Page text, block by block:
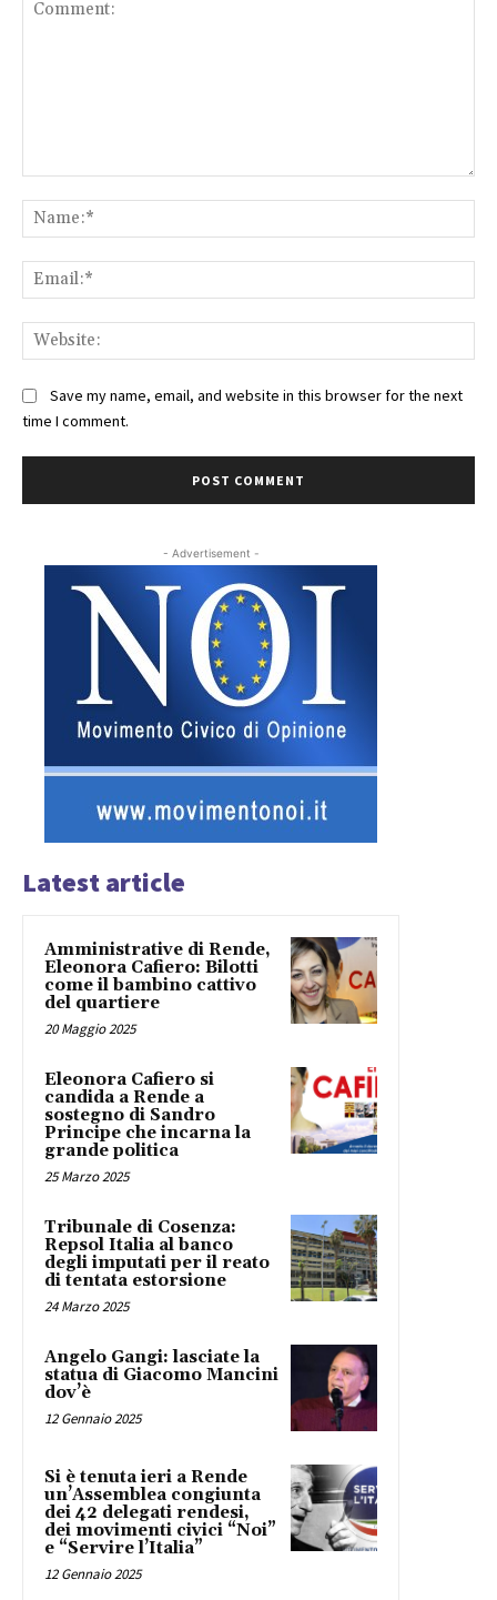
Save my name, email, and website in this browser for the next
time I comment.
- Advertisement -
Latest article
Amministrative di Rende,
Eleonora Cafiero: Bilotti
come il bambino cattivo
del quartiere
20 Maggio 2025
Eleonora Cafiero si
candida a Rende a
sostegno di Sandro
Principe che incarna la
grande politica
25 Marzo 2025
Tribunale di Cosenza:
Repsol Italia al banco
degli imputati per il reato
di tentata estorsione
24 Marzo 2025
Angelo Gangi: lasciate la
statua di Giacomo Mancini
dov’è
12 Gennaio 2025
Si è tenuta ieri a Rende
un’Assemblea congiunta
dei 42 delegati rendesi,
dei movimenti civici “Noi”
e “Servire l’Italia”
12 Gennaio 2025